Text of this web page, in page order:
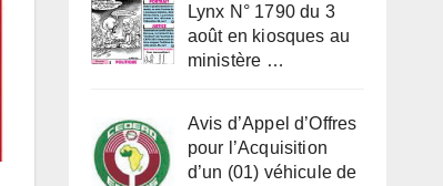
Lynx N° 1790 du 3
août en kiosques au
ministère …
Avis d’Appel d’Offres
pour l’Acquisition
d’un (01) véhicule de